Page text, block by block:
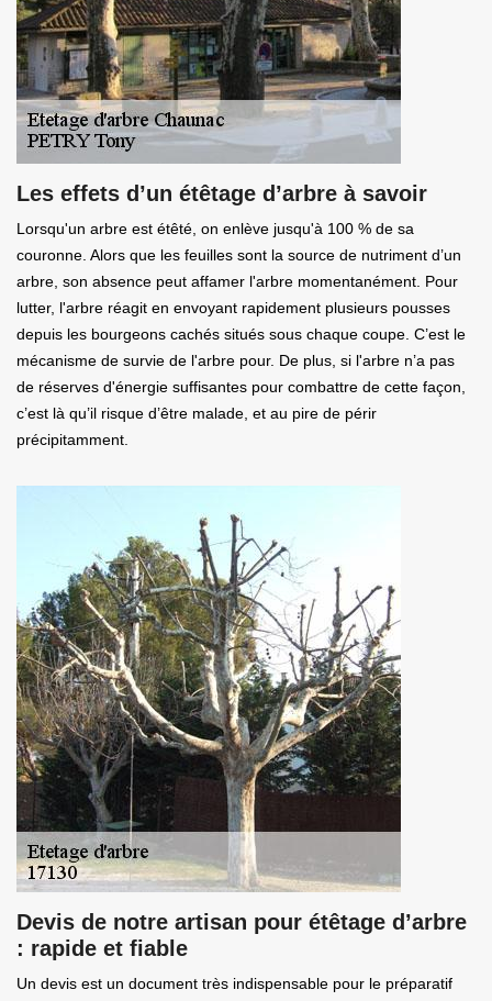
Les effets d’un étêtage d’arbre à savoir
Lorsqu'un arbre est étêté, on enlève jusqu'à 100 % de sa
couronne. Alors que les feuilles sont la source de nutriment d’un
arbre, son absence peut affamer l'arbre momentanément. Pour
lutter, l'arbre réagit en envoyant rapidement plusieurs pousses
depuis les bourgeons cachés situés sous chaque coupe. C’est le
mécanisme de survie de l'arbre pour. De plus, si l'arbre n’a pas
de réserves d'énergie suffisantes pour combattre de cette façon,
c’est là qu’il risque d’être malade, et au pire de périr
précipitamment.
Devis de notre artisan pour étêtage d’arbre
: rapide et fiable
Un devis est un document très indispensable pour le préparatif